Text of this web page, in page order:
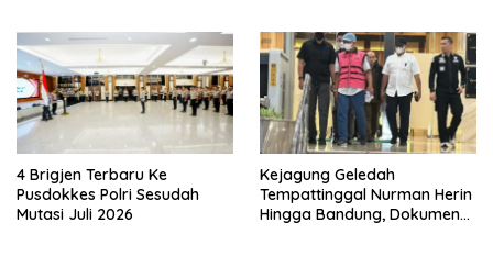
4 Brigjen Terbaru Ke
Pusdokkes Polri Sesudah
Mutasi Juli 2026
Kejagung Geledah
Tempattinggal Nurman Herin
Hingga Bandung, Dokumen